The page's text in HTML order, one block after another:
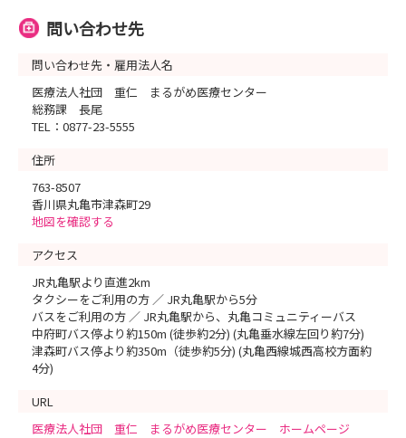
問い合わせ先
問い合わせ先・雇用法人名
医療法人社団 重仁 まるがめ医療センター
総務課 長尾
TEL：0877-23-5555
住所
763-8507
香川県丸亀市津森町29
地図を確認する
アクセス
JR丸亀駅より直進2km
タクシーをご利用の方 ／ JR丸亀駅から5分
バスをご利用の方 ／ JR丸亀駅から、丸亀コミュニティーバス
中府町バス停より約150m (徒歩約2分) (丸亀垂水線左回り約7分)
津森町バス停より約350m（徒歩約5分) (丸亀西線城西高校方面約
4分)
URL
医療法人社団 重仁 まるがめ医療センター ホームページ